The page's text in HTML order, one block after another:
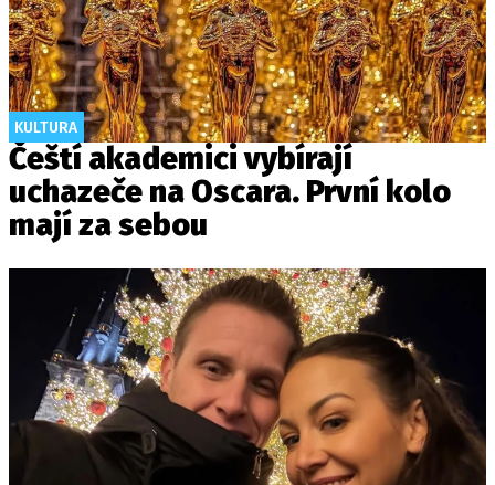
KULTURA
Čeští akademici vybírají
uchazeče na Oscara. První kolo
mají za sebou